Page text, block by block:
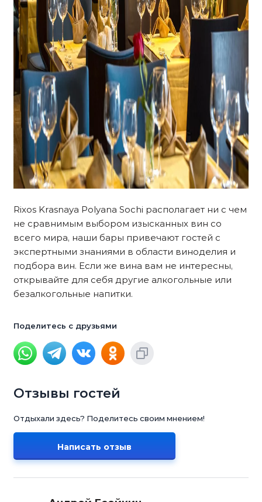
Rixos Krasnaya Polyana Sochi располагает ни с чем
не сравнимым выбором изысканных вин со
всего мира, наши бары привечают гостей с
экспертными знаниями в области виноделия и
подбора вин. Если же вина вам не интересны,
открывайте для себя другие алкогольные или
безалкогольные напитки.
Поделитесь с друзьями
Отзывы гостей
Отдыхали здесь? Поделитесь своим мнением!
Написать отзыв